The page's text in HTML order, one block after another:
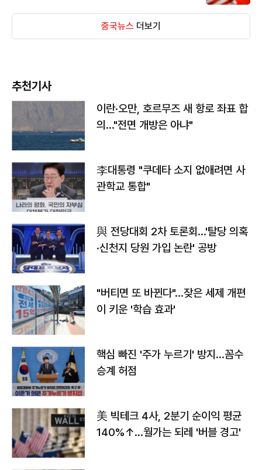
중국뉴스 더보기
추천기사
이란·오만, 호르무즈 새 항로 좌표 합
의…"전면 개방은 아냐"
李대통령 "쿠데타 소지 없애려면 사
관학교 통합"
與 전당대회 2차 토론회…'탈당 의혹
·신천지 당원 가입 논란' 공방
"버티면 또 바뀐다"…잦은 세제 개편
이 키운 '학습 효과'
핵심 빠진 '주가 누르기' 방지…꼼수
승계 허점
美 빅테크 4사, 2분기 순이익 평균
140%↑…월가는 되레 '버블 경고'